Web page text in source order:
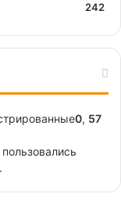
242
0, 57